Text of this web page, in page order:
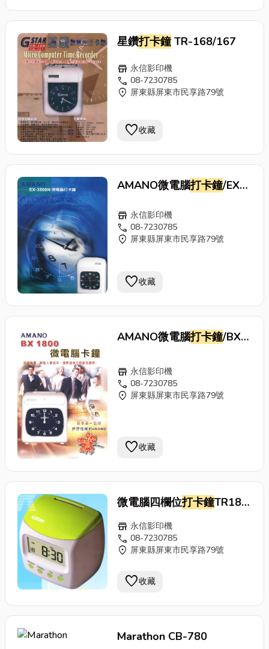
星鑽打卡鐘TR-168/167
store 永信影印機
call 08-7230785
location_on 屏東縣屏東市民享路79號
favorite收藏
AMANO微電腦打卡鐘/EX-
store 永信影印機
call 08-7230785
location_on 屏東縣屏東市民享路79號
favorite收藏
AMANO微電腦打卡鐘/BX-
store 永信影印機
call 08-7230785
location_on 屏東縣屏東市民享路79號
favorite收藏
微電腦四欄位打卡鐘TR188
Plus
store 永信影印機
call 08-7230785
location_on 屏東縣屏東市民享路79號
favorite收藏
Marathon CB-780